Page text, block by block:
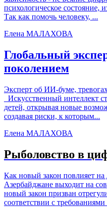
психологическое состояние,
Так как помочь человеку, ...
Елена МАЛАХОВА
Глобальный
поколением
Эксперт об ИИ-буме,
Искусственный интеллект
детей, открывая новые
создавая риски, к которым...
Елена МАЛАХОВА
Рыболовство в
Как новый закон повлияет
Азербайджане выходит на
новый закон призван
соответствии с требованиями